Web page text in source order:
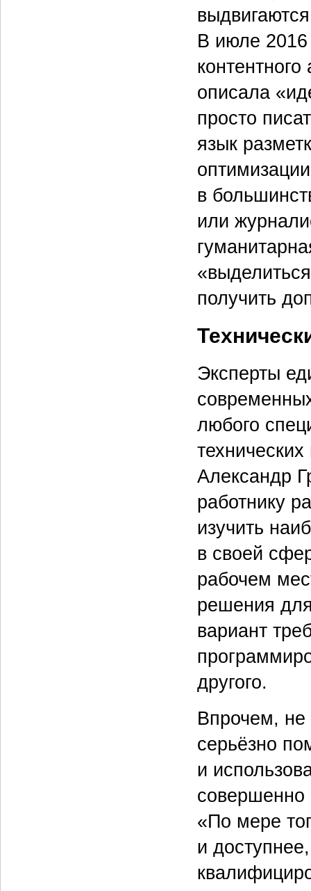
В июле 2016
описала
просто
язык
в
или
получить
Эксперты
любого
Александр
работнику
изучить
в своей
рабочем
решения
вариант
другого.
Впрочем, не
серьёзно
и
совершенно
«По мере
и